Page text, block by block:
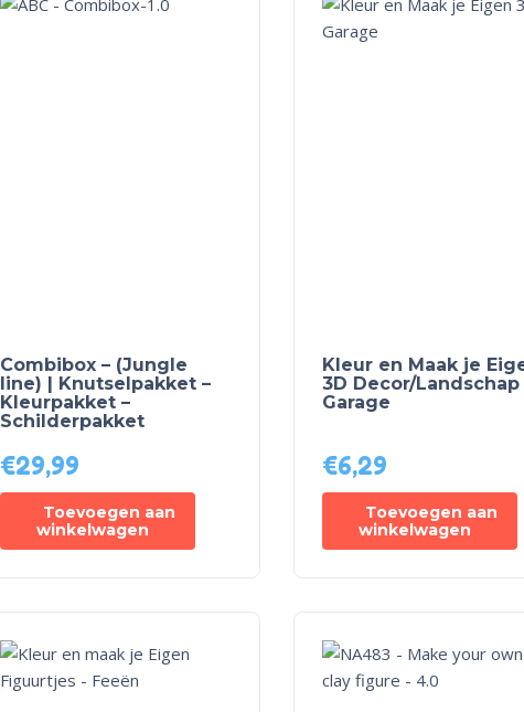
Combibox – (Jungle
line) | Knutselpakket –
Kleurpakket –
Schilderpakket
€29,99
Toevoegen aan
winkelwagen
Kleur en Maak je
3D Decor/Landschap
Garage
€6,29
Toevoegen aan
winkelwagen